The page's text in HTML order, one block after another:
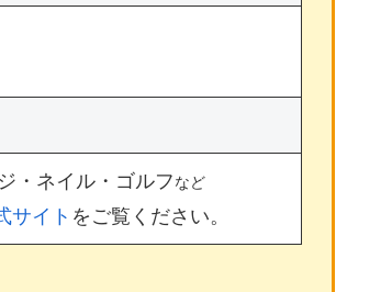
・ネイル・ゴルフなど
サイト をご覧ください。